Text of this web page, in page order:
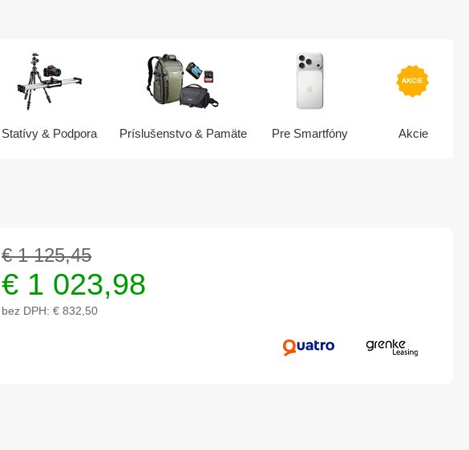
Statívy & Podpora Príslušenstvo & Pamäte Pre Smartfóny Akcie
€ 1 125,45
€ 1 023,98
bez DPH: € 832,50